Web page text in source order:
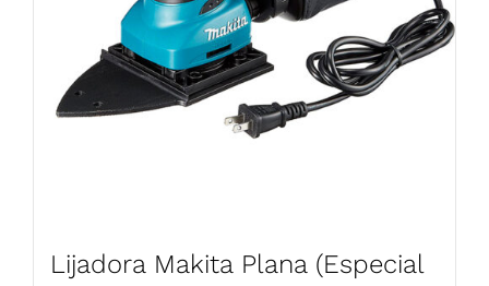
Lijadora Makita Plana (Especial